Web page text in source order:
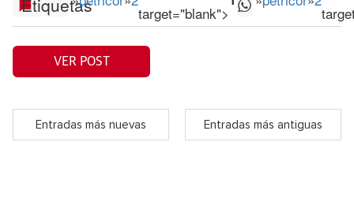
target="blank">
VER POST
Entradas más nuevas Entradas más antiguas